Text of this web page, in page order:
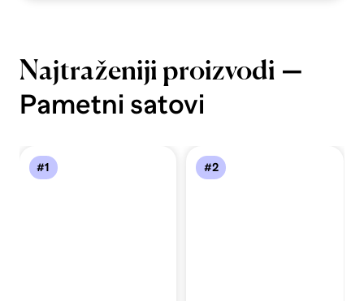
Najtraženiji proizvodi —
Pametni satovi
#1 #2